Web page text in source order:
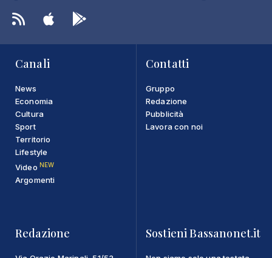
Canali
News
Economia
Cultura
Sport
Territorio
Lifestyle
Video NEW
Argomenti
Contatti
Gruppo
Redazione
Pubblicità
Lavora con noi
Redazione Sostieni Bassanonet.it